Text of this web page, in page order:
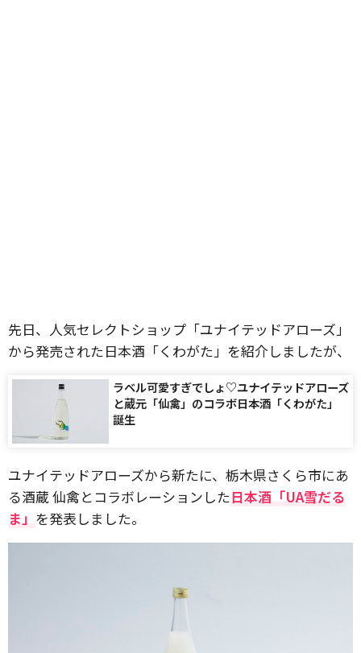
先日、人気セレクトショップ「ユナイテッドアローズ」
から発売された日本酒「くわがた」を紹介しましたが、
ラベル可愛すぎでしょ♡ユナイテッドアローズ
と蔵元「仙禽」のコラボ日本酒「くわがた」
誕生
ユナイテッドアローズから新たに、栃木県さくら市にあ
る酒蔵 仙禽とコラボレーションした日本酒「UA雪だる
ま」 を発表しました。